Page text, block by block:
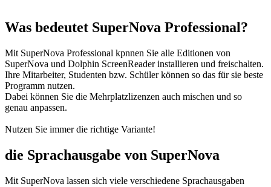
Was bedeutet SuperNova Professional?
Mit SuperNova Professional kpnnen Sie alle Editionen von
SuperNova und Dolphin ScreenReader installieren und freischalten.
Ihre Mitarbeiter, Studenten bzw. Schüler können so das für sie beste
Programm nutzen.
Dabei können Sie die Mehrplatzlizenzen auch mischen und so
genau anpassen.
Nutzen Sie immer die richtige Variante!
die Sprachausgabe von SuperNova
Mit SuperNova lassen sich viele verschiedene Sprachausgaben